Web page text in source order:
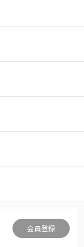
会員登録